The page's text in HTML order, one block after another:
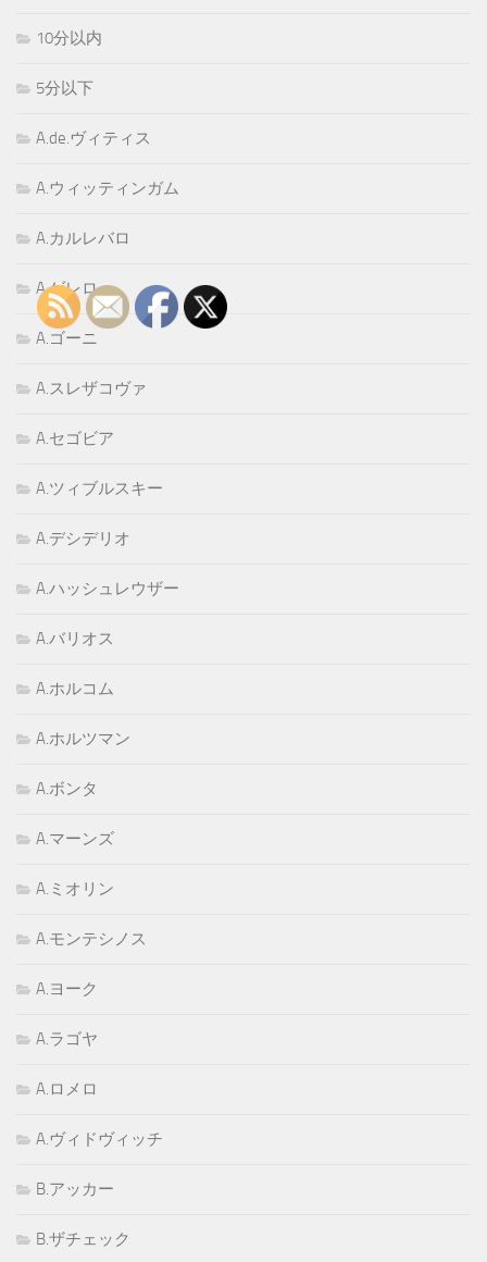
10分以内
5分以下
A.de.ヴィティス
A.ウィッティンガム
A.カルレバロ
A.ゲレロ
A.ゴーニ
A.スレザコヴァ
A.セゴビア
A.ツィブルスキー
A.デシデリオ
A.ハッシュレウザー
A.バリオス
A.ホルコム
A.ホルツマン
A.ボンタ
A.マーンズ
A.ミオリン
A.モンテシノス
A.ヨーク
A.ラゴヤ
A.ロメロ
A.ヴィドヴィッチ
B.アッカー
B.ザチェック